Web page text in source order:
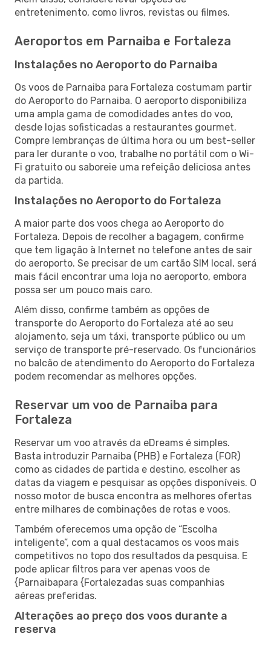
entretenimento, como livros, revistas ou filmes.
Aeroportos em Parnaiba e Fortaleza
Instalações no Aeroporto do Parnaiba
Os voos de Parnaiba para Fortaleza costumam partir
do Aeroporto do Parnaiba. O aeroporto disponibiliza
uma ampla gama de comodidades antes do voo,
desde lojas sofisticadas a restaurantes gourmet.
Compre lembranças de última hora ou um best-seller
para ler durante o voo, trabalhe no portátil com o Wi-
Fi gratuito ou saboreie uma refeição deliciosa antes
da partida.
Instalações no Aeroporto do Fortaleza
A maior parte dos voos chega ao Aeroporto do
Fortaleza. Depois de recolher a bagagem, confirme
que tem ligação à Internet no telefone antes de sair
do aeroporto. Se precisar de um cartão SIM local, será
mais fácil encontrar uma loja no aeroporto, embora
possa ser um pouco mais caro.
Além disso, confirme também as opções de
transporte do Aeroporto do Fortaleza até ao seu
alojamento, seja um táxi, transporte público ou um
serviço de transporte pré-reservado. Os funcionários
no balcão de atendimento do Aeroporto do Fortaleza
podem recomendar as melhores opções.
Reservar um voo de Parnaiba para
Fortaleza
Reservar um voo através da eDreams é simples.
Basta introduzir Parnaiba (PHB) e Fortaleza (FOR)
como as cidades de partida e destino, escolher as
datas da viagem e pesquisar as opções disponíveis. O
nosso motor de busca encontra as melhores ofertas
entre milhares de combinações de rotas e voos.
Também oferecemos uma opção de “Escolha
inteligente”, com a qual destacamos os voos mais
competitivos no topo dos resultados da pesquisa. E
pode aplicar filtros para ver apenas voos de
{Parnaibapara {Fortalezadas suas companhias
aéreas preferidas.
Alterações ao preço dos voos durante a
reserva